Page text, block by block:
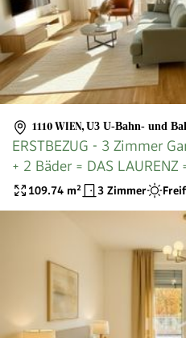
1110 WIEN, U3 U-Bahn- und Bahnhof
ERSTBEZUG - 3 Zimmer
+ 2 Bäder = DAS
apartment+garden
109.74 m² 3 Zimmer